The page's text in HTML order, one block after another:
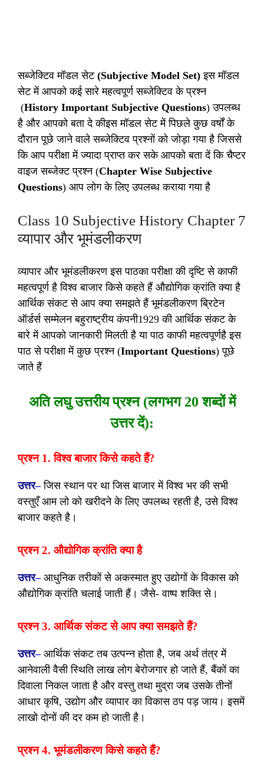
सब्जेक्टिव मॉडल सेट (Subjective Model Set) इस मॉडल
सेट में आपको कई सारे महत्वपूर्ण सब्जेक्टिव के प्रश्न
(History Important Subjective Questions) उपलब्ध
है और आपको बता दे कीइस मॉडल सेट में पिछले कुछ वर्षों के
दौरान पूछे जाने वाले सब्जेक्टिव प्रश्नों को जोड़ा गया है जिससे
कि आप परीक्षा में ज्यादा प्राप्त कर सके आपको बता दें कि चैप्टर
वाइज सब्जेक्ट प्रश्न (Chapter Wise Subjective
Questions) आप लोग के लिए उपलब्ध कराया गया है
Class 10 Subjective History Chapter 7
व्यापार और भूमंडलीकरण
व्यापार और भूमंडलीकरण इस पाठका परीक्षा की दृष्टि से काफी
महत्वपूर्ण है विश्व बाजार किसे कहते हैं औद्योगिक क्रांति क्या है
आर्थिक संकट से आप क्या समझते हैं भूमंडलीकरण ब्रिटेन
ऑर्डर्स सम्मेलन बहुराष्ट्रीय कंपनी1929 की आर्थिक संकट के
बारे में आपको जानकारी मिलती है या पाठ काफी महत्वपूर्णहै इस
पाठ से परीक्षा में कुछ प्रश्न (Important Questions) पूछे
जाते हैं
अति लघु उत्तरीय प्रश्न (लगभग 20 शब्दों में
उत्तर दें):
प्रश्न 1. विश्व बाजार किसे कहते हैं?
उत्तर– जिस स्थान पर था जिस बाजार में विश्व भर की सभी
वस्तुएँ आम लो को खरीदने के लिए उपलब्ध रहती है, उसे विश्व
बाजार कहते है।
प्रश्न 2. औद्योगिक क्रांति क्या है
उत्तर– आधुनिक तरीकों से अकस्मात हुए उद्योगों के विकास को
औद्योगिक क्रांति चलाई जाती हैं। जैसे- वाष्प शक्ति से।
प्रश्न 3. आर्थिक संकट से आप क्या समझते हैं?
उत्तर– आर्थिक संकट तब उत्पन्न होता है, जब अर्थ तंत्र में
आनेवाली वैसी स्थिति लाख लोग बेरोजगार हो जाते हैं, बैंकों का
दिवाला निकल जाता है और वस्तु तथा मुद्रा जब उसके तीनों
आधार कृषि, उद्योग और व्यापार का विकास ठप पड़ जाय। इसमें
लाखो दोनों की दर कम हो जाती है।
प्रश्न 4. भूमंडलीकरण किसे कहते हैं?